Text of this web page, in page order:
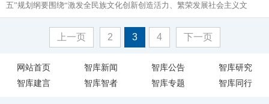
五”规划纲要围绕“激发全民族文化创新创造活力、繁荣发展社会主义文
化”作出战略部署，明确提出“...
上一页 2 3 4 下一页
网站首页 智库新闻 智库公告
智库研究
智库建言
智库智者 智库专题 智库同行